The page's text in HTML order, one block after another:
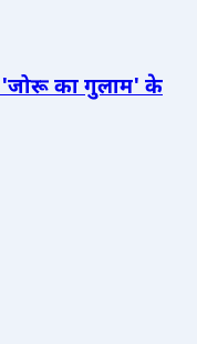
का गुलाम' के